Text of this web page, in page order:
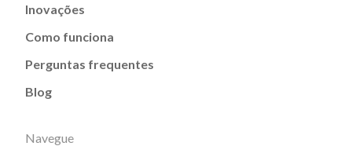
Inovações
Como funciona
Perguntas frequentes
Blog
Navegue